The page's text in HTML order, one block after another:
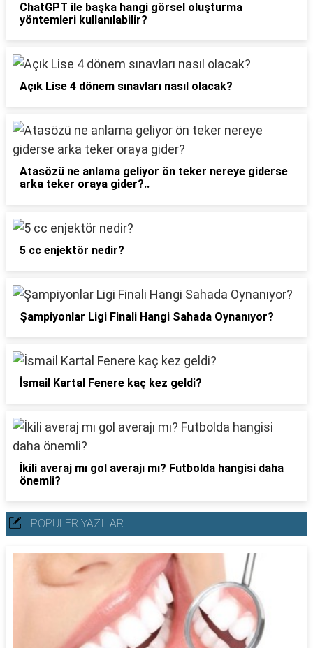
ChatGPT ile başka hangi görsel oluşturma
yöntemleri kullanılabilir?
Açık Lise 4 dönem sınavları nasıl olacak?
Atasözü ne anlama geliyor ön teker nereye giderse
arka teker oraya gider?..
5 cc enjektör nedir?
Şampiyonlar Ligi Finali Hangi Sahada Oynanıyor?
İsmail Kartal Fenere kaç kez geldi?
İkili averaj mı gol averajı mı? Futbolda hangisi daha
önemli?
POPÜLER YAZILAR